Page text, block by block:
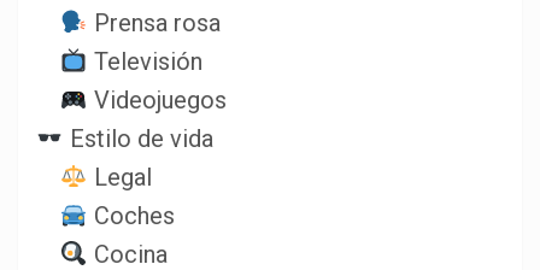
Prensa rosa
Televisión
Videojuegos
Estilo de vida
Legal
Coches
Cocina